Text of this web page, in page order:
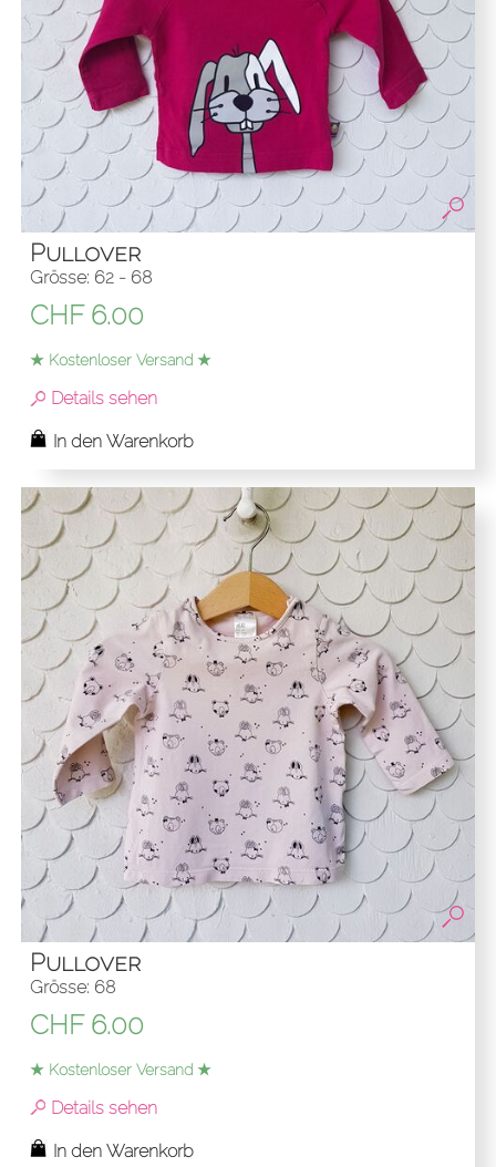
Pullover
Grösse: 62 - 68
CHF6.00
★ Kostenloser Versand ★
Details sehen
Pullover
Grösse: 68
CHF6.00
★ Kostenloser Versand ★
Details sehen